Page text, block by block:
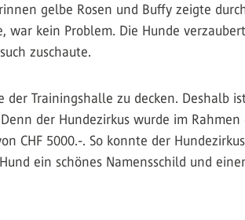
gelbe Rosen und Buffy zeigte
war kein Problem. Die Hunde
zuschaute.
Trainingshalle zu decken. Deshalb
der Hundezirkus wurde im Rahmen
CHF 5000.-. So konnte der
ein schönes Namensschild und